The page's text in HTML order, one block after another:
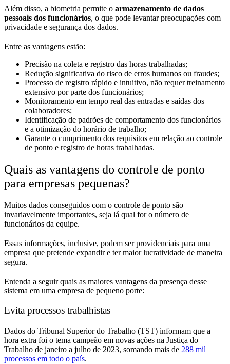
Além disso, a biometria permite o armazenamento de dados
pessoais dos funcionários, o que pode levantar preocupações com
privacidade e segurança dos dados.
Entre as vantagens estão:
Precisão na coleta e registro das horas trabalhadas;
Redução significativa do risco de erros humanos ou fraudes;
Processo de registro rápido e intuitivo, não requer treinamento
extensivo por parte dos funcionários;
Monitoramento em tempo real das entradas e saídas dos
colaboradores;
Identificação de padrões de comportamento dos funcionários
e a otimização do horário de trabalho;
Garante o cumprimento dos requisitos em relação ao controle
de ponto e registro de horas trabalhadas.
Quais as vantagens do controle de ponto
para empresas pequenas?
Muitos dados conseguidos com o controle de ponto são
invariavelmente importantes, seja lá qual for o número de
funcionários da equipe.
Essas informações, inclusive, podem ser providenciais para uma
empresa que pretende expandir e ter maior lucratividade de maneira
segura.
Entenda a seguir quais as maiores vantagens da presença desse
sistema em uma empresa de pequeno porte:
Evita processos trabalhistas
Dados do Tribunal Superior do Trabalho (TST) informam que a
hora extra foi o tema campeão em novas ações na Justiça do
Trabalho de janeiro a julho de 2023, somando mais de 288 mil
processos em todo o país.